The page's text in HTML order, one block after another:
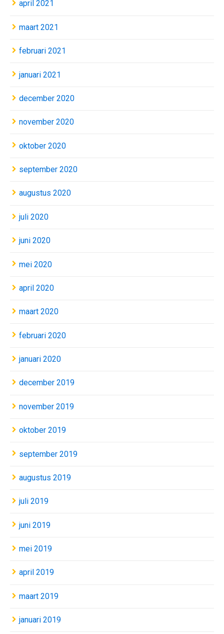
april 2021
maart 2021
februari 2021
januari 2021
december 2020
november 2020
oktober 2020
september 2020
augustus 2020
juli 2020
juni 2020
mei 2020
april 2020
maart 2020
februari 2020
januari 2020
december 2019
november 2019
oktober 2019
september 2019
augustus 2019
juli 2019
juni 2019
mei 2019
april 2019
maart 2019
januari 2019